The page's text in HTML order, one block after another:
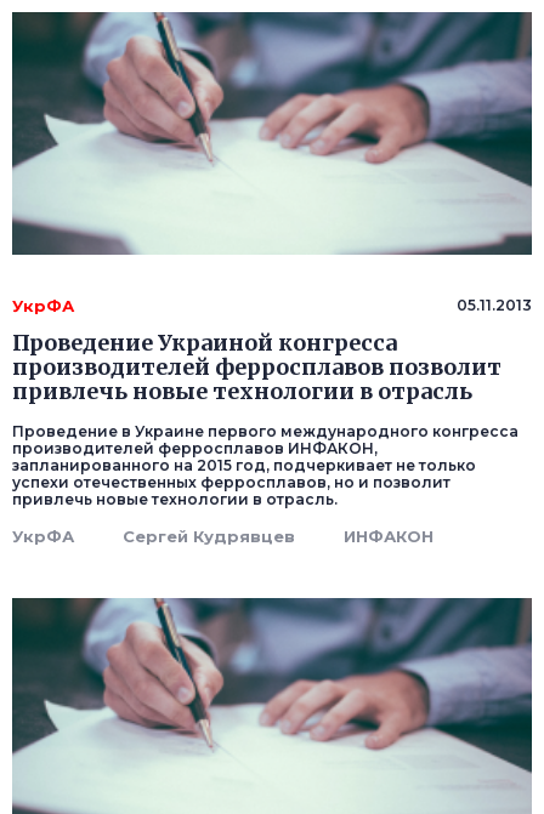
УкрФА 05.11.2013
Проведение Украиной конгресса
производителей ферросплавов позволит
привлечь новые технологии в отрасль
Проведение в Украине первого международного конгресса
производителей ферросплавов ИНФАКОН,
запланированного на 2015 год, подчеркивает не только
успехи отечественных ферросплавов, но и позволит
привлечь новые технологии в отрасль.
УкрФА Сергей Кудрявцев ИНФАКОН